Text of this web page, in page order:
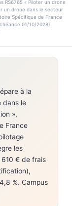
« Piloter un drone
un drone dans le secteur
Spécifique de France
01/10/2028).
à la
dans le
»,
France
les
€ de frais
%. Campus